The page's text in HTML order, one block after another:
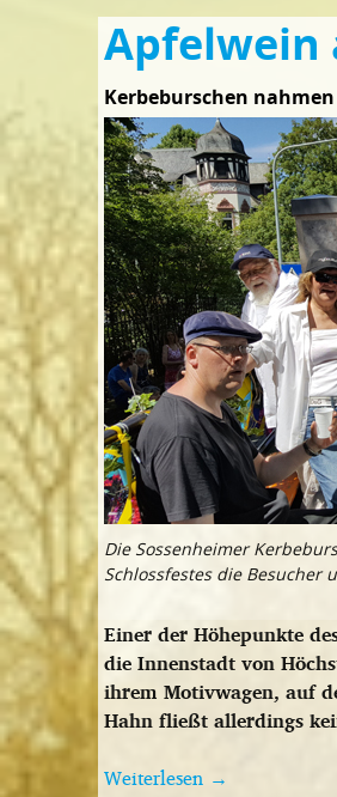
Apfelwein
Kerbeburschen
Die Sossenheimer
Schlossfestes die Besucher
Einer der Höhepunkte
die Innenstadt von
ihrem Motivwagen, auf
Hahn fließt allerdings
Weiterlesen →